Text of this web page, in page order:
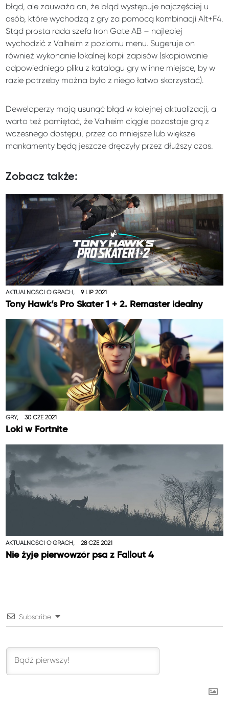
błąd, ale zauważa on, że błąd występuje najczęściej u
osób, które wychodzą z gry za pomocą kombinacji Alt+F4.
Stąd prosta rada szefa Iron Gate AB – najlepiej
wychodzić z Valheim z poziomu menu. Sugeruje on
również wykonanie lokalnej kopii zapisów (skopiowanie
odpowiedniego pliku z katalogu gry w inne miejsce, by w
razie potrzeby można było z niego łatwo skorzystać).
Deweloperzy mają usunąć błąd w kolejnej aktualizacji, a
warto też pamiętać, że Valheim ciągle pozostaje grą z
wczesnego dostępu, przez co mniejsze lub większe
mankamenty będą jeszcze dręczyły przez dłuższy czas.
Zobacz także:
AKTUALNOŚCI O GRACH, 9 LIP 2021
Tony Hawk’s Pro Skater 1 + 2. Remaster idealny
GRY, 30 CZE 2021
Loki w Fortnite
AKTUALNOŚCI O GRACH, 28 CZE 2021
Nie żyje pierwowzór psa z Fallout 4
Subscribe